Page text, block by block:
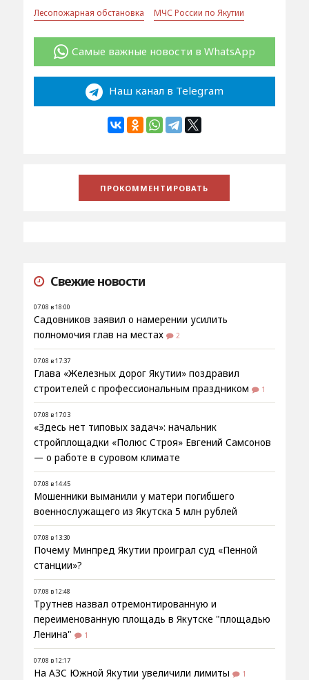
Лесопожарная обстановка МЧС России по Якутии
Самые важные новости в WhatsApp
Наш канал в Telegram
Свежие новости
07.08 в 18:00
Садовников заявил о намерении усилить
полномочия глав на местах
2
07.08 в 17:37
Глава «Железных дорог Якутии» поздравил
строителей с профессиональным праздником
1
07.08 в 17:03
«Здесь нет типовых задач»: начальник
стройплощадки «Полюс Строя» Евгений Самсонов
— о работе в суровом климате
07.08 в 14:45
Мошенники выманили у матери погибшего
военнослужащего из Якутска 5 млн рублей
07.08 в 13:30
Почему Минпред Якутии проиграл суд «Пенной
станции»?
07.08 в 12:48
Трутнев назвал отремонтированную и
переименованную площадь в Якутске "площадью
Ленина"
1
07.08 в 12:17
На АЗС Южной Якутии увеличили лимиты 1